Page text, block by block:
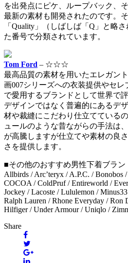
を出発点にピケ、ループバック、
最新の素材も開発されたのです。
「Quality」（しばしば「Q」と略
た番号で分類されています。
Tom Ford – ☆☆☆
最高品質の素材を用いたエレガン
画007シリーズへの衣装提供やセレ
で愛用するブランドとして世界で
デザインではなく普遍的にあるデ
材や裁縫にこだわり仕立てている
ュールのような昔ながらの手法は
が高騰しますが仕立てや素材の良
さを提供します。
■その他のおすすめ男性下着ブラン
Allbirds / Arc’teryx / A.P.C. / Bonobos
COCOA / ColdPruf / Entireworld /
Jockey / Lacoste / Lululemon /
Ralph Lauren / Rhone Everyday / Ron
Hilfiger / Under Armour / Uniqlo /
Share